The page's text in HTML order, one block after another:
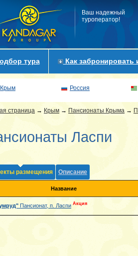
Ваш надежный
туроператор!
тура Как забронировать
Крым Россия
страница → Крым → Пансионаты Крыма →
Ласпи
размещения Описание
Название
Пансионат, п. Ласпи Акция